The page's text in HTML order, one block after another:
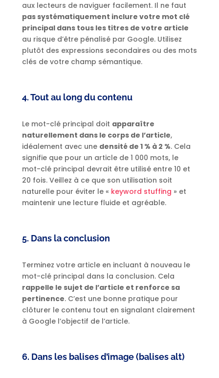
aux lecteurs de naviguer facilement. Il ne faut
pas systématiquement inclure votre mot clé
principal dans tous les titres de votre article
au risque d’être pénalisé par Google. Utilisez
plutôt des expressions secondaires ou des mots
clés de votre champ sémantique.
4. Tout au long du contenu
Le mot-clé principal doit apparaître
naturellement dans le corps de l’article,
idéalement avec une densité de 1 % à 2 %. Cela
signifie que pour un article de 1 000 mots, le
mot-clé principal devrait être utilisé entre 10 et
20 fois. Veillez à ce que son utilisation soit
naturelle pour éviter le « keyword stuffing » et
maintenir une lecture fluide et agréable.
5. Dans la conclusion
Terminez votre article en incluant à nouveau le
mot-clé principal dans la conclusion. Cela
rappelle le sujet de l’article et renforce sa
pertinence. C’est une bonne pratique pour
clôturer le contenu tout en signalant clairement
à Google l’objectif de l’article.
6. Dans les balises d’image (balises alt)